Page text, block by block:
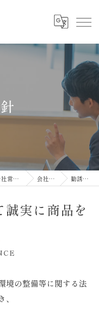
茨城県北茨城の保険代理店なら株式会社常陽エージェンシー 会社概要 勧誘方針
実に商品を
境の整備等に関する法